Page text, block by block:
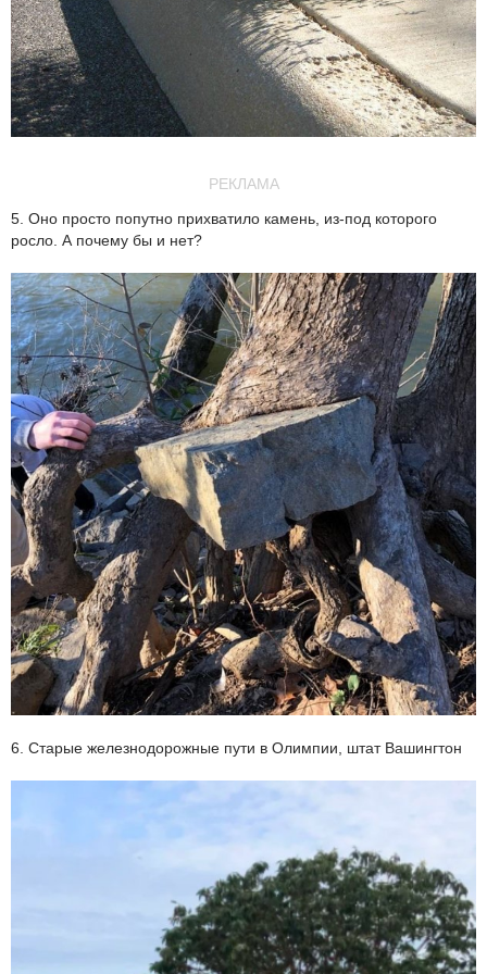
РЕКЛАМА
5. Оно просто попутно прихватило камень, из-под которого
росло. А почему бы и нет?
6. Старые железнодорожные пути в Олимпии, штат Вашингтон